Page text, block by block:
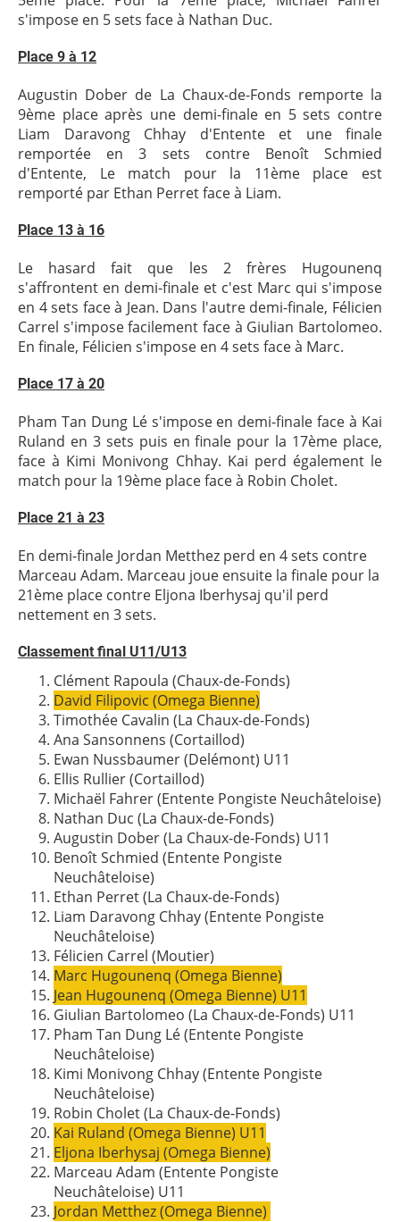
s'impose en 5 sets face à Nathan Duc.
Place 9 à 12
Augustin Dober de La Chaux-de-Fonds remporte la
9ème place après une demi-finale en 5 sets contre
Liam Daravong Chhay d'Entente et une finale
remportée en 3 sets contre Benoît Schmied
d'Entente, Le match pour la 11ème place est
remporté par Ethan Perret face à Liam.
Place 13 à 16
Le hasard fait que les 2 frères Hugounenq
s'affrontent en demi-finale et c'est Marc qui s'impose
en 4 sets face à Jean. Dans l'autre demi-finale, Félicien
Carrel s'impose facilement face à Giulian Bartolomeo.
En finale, Félicien s'impose en 4 sets face à Marc.
Place 17 à 20
Pham Tan Dung Lé s'impose en demi-finale face à Kai
Ruland en 3 sets puis en finale pour la 17ème place,
face à Kimi Monivong Chhay. Kai perd également le
match pour la 19ème place face à Robin Cholet.
Place 21 à 23
En demi-finale Jordan Metthez perd en 4 sets contre
Marceau Adam. Marceau joue ensuite la finale pour la
21ème place contre Eljona Iberhysaj qu'il perd
nettement en 3 sets.
Classement final U11/U13
Clément Rapoula (Chaux-de-Fonds)
David Filipovic (Omega Bienne)
Timothée Cavalin (La Chaux-de-Fonds)
Ana Sansonnens (Cortaillod)
Ewan Nussbaumer (Delémont) U11
Ellis Rullier (Cortaillod)
Michaël Fahrer (Entente Pongiste Neuchâteloise)
Nathan Duc (La Chaux-de-Fonds)
Augustin Dober(La Chaux-de-Fonds) U11
Benoît Schmied (Entente Pongiste
Neuchâteloise)
Ethan Perret (La Chaux-de-Fonds)
Liam Daravong Chhay(Entente Pongiste
Neuchâteloise)
Félicien Carrel (Moutier)
Marc Hugounenq (Omega Bienne)
Jean Hugounenq (Omega Bienne) U11
Giulian Bartolomeo (La Chaux-de-Fonds) U11
Pham Tan Dung Lé(Entente Pongiste
Neuchâteloise)
Kimi Monivong Chhay(Entente Pongiste
Neuchâteloise)
Robin Cholet(La Chaux-de-Fonds)
Kai Ruland (Omega Bienne) U11
Eljona Iberhysaj (Omega Bienne)
Marceau Adam (Entente Pongiste
Neuchâteloise) U11
Jordan Metthez (Omega Bienne)